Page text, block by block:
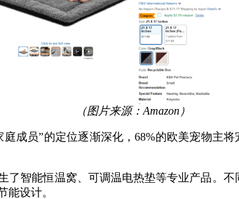
（图片来源：Amazon）
成员”的定位逐渐深化，68%的欧美宠物主
了智能恒温窝、可调温电热垫等专业产品。
能设计。